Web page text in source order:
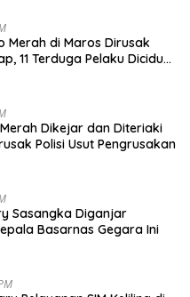
Merah di Maros Dirusak
11 Terduga Pelaku Diciduk
Dikejar dan Diteriaki
Polisi Usut Pengrusakan
Sasangka Diganjar
Basarnas Gegara Ini